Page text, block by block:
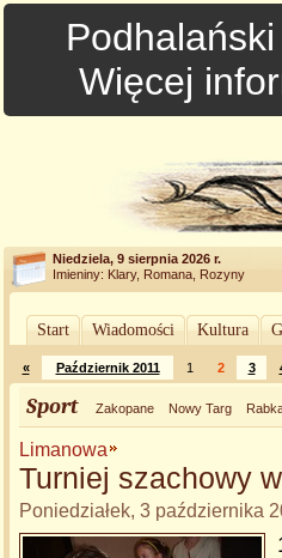
Więcej
Niedziela, 9 sierpnia 2026 r.
Imieniny: Klary, Romana, Rozyny
Start Wiadomości Kultura
« Październik 2011 1 2 3
Sport Zakopane Nowy Targ
Limanowa
Turniej szachowy
Poniedziałek, 3 października